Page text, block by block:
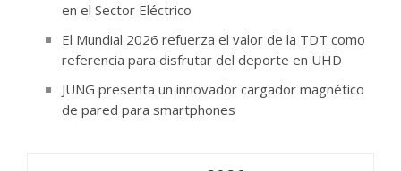
en el Sector Eléctrico
El Mundial 2026 refuerza el valor de la TDT como
referencia para disfrutar del deporte en UHD
JUNG presenta un innovador cargador magnético
de pared para smartphones